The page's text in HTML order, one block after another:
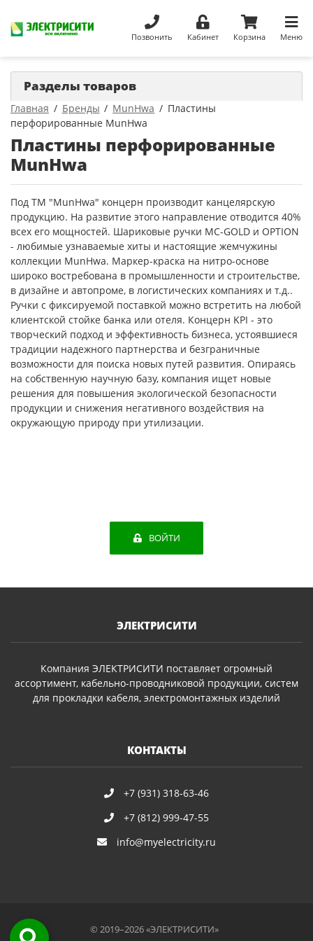
Позвонить Кабинет Корзина Меню
Главная Бренды MunHwa
Пластины
перфорированные MunHwa
Пластины перфорированные
MunHwa
Под ТМ "MunHwa" концерн производит канцелярскую
продукцию. На развитие этого направление отводится 40%
всех его мощностей. Шариковые ручки MC-GOLD и OPTION
- любимые узнаваемые хиты и настоящие жемчужины
коллекции MunHwa. Маркер-краска на нитро-основе
широко востребована в промышленности и строительстве,
в дизайне и автопроме, в логистических компаниях и т.д..
Ручки с фиксируемой поставкой можно встретить на любой
клиентской стойке банка или отеля. Концерн KPI - это
творческий подход и эффективность бизнеса, устоявшиеся
традиции надежного партнерства и безграничные
возможности для поиска новых путей развития. Опираясь
на собственную научную базу, компания ищет новые
решения для повышения экологической безопасности
продукции и снижения негативного воздействия на
окружающую природу при утилизации.
Разделы товаров
ВОЙТИ
ЭЛЕКТРИСИТИ
Компания ЭЛЕКТРИСИТИ поставляет огромный
ассортимент, кабельно-проводниковой продукции, систем
для прокладки кабеля, электромонтажных изделий
КОНТАКТЫ
+7 (931) 318-63-46
+7 (812) 999-47-55
info@myelectricity.ru
© 2019–2026 «ЭЛЕКТРИСИТИ»